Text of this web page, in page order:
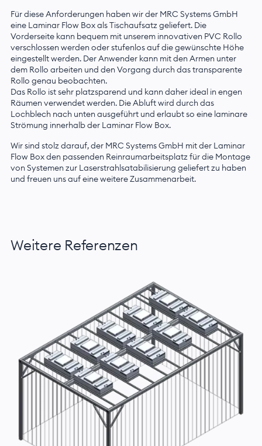
Für diese Anforderungen haben wir der MRC Systems GmbH
eine Laminar Flow Box als Tischaufsatz geliefert. Die
Vorderseite kann bequem mit unserem innovativen PVC Rollo
verschlossen werden oder stufenlos auf die gewünschte Höhe
eingestellt werden. Der Anwender kann mit den Armen unter
dem Rollo arbeiten und den Vorgang durch das transparente
Rollo genau beobachten.
Das Rollo ist sehr platzsparend und kann daher ideal in engen
Räumen verwendet werden. Die Abluft wird durch das
Lochblech nach unten ausgeführt und erlaubt so eine laminare
Strömung innerhalb der Laminar Flow Box.
Wir sind stolz darauf, der MRC Systems GmbH mit der Laminar
Flow Box den passenden Reinraumarbeitsplatz für die Montage
von Systemen zur Laserstrahlsatabilisierung geliefert zu haben
und freuen uns auf eine weitere Zusammenarbeit.
Weitere Referenzen